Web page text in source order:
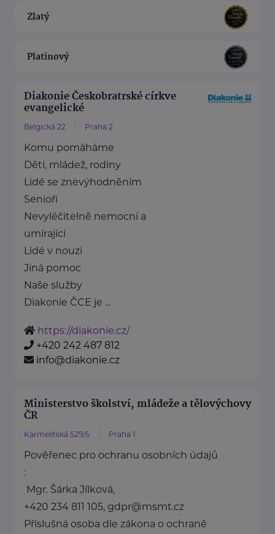
Zlatý
Platinový
Diakonie Českobratrské církve
evangelické
Belgická 22 Praha 2
Komu pomáháme
Děti, mládež, rodiny
Lidé se znevýhodněním
Senioři
Nevyléčitelně nemocní a
umírající
Lidé v nouzi
Jiná pomoc
Naše služby
Diakonie ČCE je ...
https://diakonie.cz/
+420 242 487 812
info@diakonie.cz
Ministerstvo školství, mládeže a tělovýchovy
ČR
Karmelitská 529/5 Praha 1
Pověřenec pro ochranu osobních údajů
:
Mgr. Šárka Jílková,
+420 234 811 105, gdpr@msmt.cz
Příslušná osoba dle zákona o ochraně